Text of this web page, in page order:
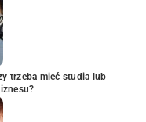
trzeba mieć studia lub